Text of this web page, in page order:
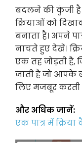
बदलने की कुंजी
क्रियाओं को
बनाता है। अपने
नाचते हुए देखें।
एक तह जोड़ती
जाती है जो आपके
लिए मजबूर करती
और अधिक जानें:
एक पात्र में